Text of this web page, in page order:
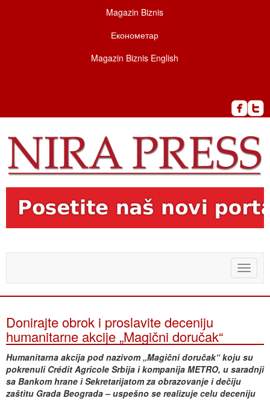
Magazin Biznis
Економетар
Magazin Biznis English
Toggle
Donirajte obrok i proslavite deceniju
humanitarne akcije „Magični doručak“
Humanitarna akcija pod nazivom „Magični doručak“ koju su
pokrenuli Crédit Agricole Srbija i kompanija METRO, u saradnji
sa Bankom hrane i Sekretarijatom za obrazovanje i dečiju
zaštitu Grada Beograda – uspešno se realizuje celu deceniju